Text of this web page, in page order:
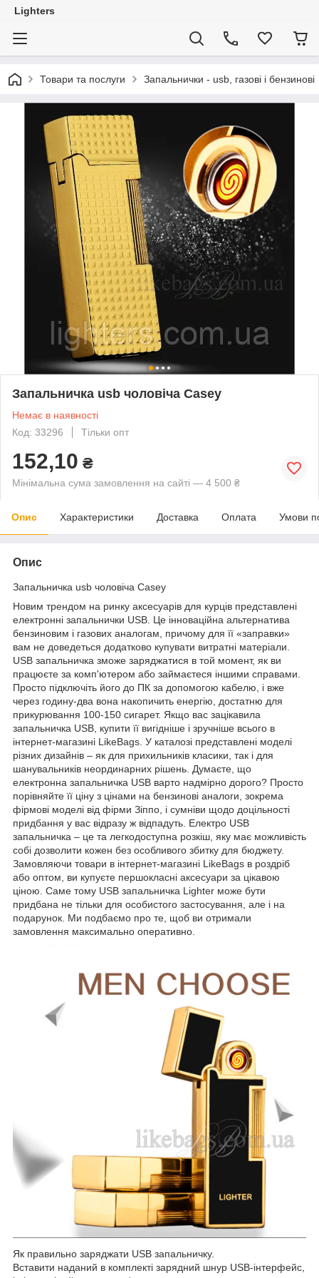
Lighters
Товари та послуги Запальнички - usb, газові і бензинові
Запальничка usb чоловіча Casey
Немає в наявності
Код: 33296
Тільки опт
152,10 ₴
Мінімальна сума замовлення на сайті — 4 500 ₴
Опис Характеристики Доставка Оплата Умови
Опис
Запальничка usb чоловіча Casey
Новим трендом на ринку аксесуарів для курців представлені
електронні запальнички USB. Це інноваційна альтернатива
бензиновим і газових аналогам, причому для її «заправки»
вам не доведеться додатково купувати витратні матеріали.
USB запальничка зможе заряджатися в той момент, як ви
працюєте за комп'ютером або займаєтеся іншими справами.
Просто підключіть його до ПК за допомогою кабелю, і вже
через годину-два вона накопичить енергію, достатню для
прикурювання 100-150 сигарет. Якщо вас зацікавила
запальничка USB, купити її вигідніше і зручніше всього в
інтернет-магазині LikeBags. У каталозі представлені моделі
різних дизайнів – як для прихильників класики, так і для
шанувальників неординарних рішень. Думаєте, що
електронна запальничка USB варто надмірно дорого? Просто
порівняйте її ціну з цінами на бензинові аналоги, зокрема
фірмові моделі від фірми Зіппо, і сумніви щодо доцільності
придбання у вас відразу ж відпадуть. Електро USB
запальничка – це та легкодоступна розкіш, яку має можливість
собі дозволити кожен без особливого збитку для бюджету.
Замовляючи товари в інтернет-магазині LikeBags в роздріб
або оптом, ви купуєте першокласні аксесуари за цікавою
ціною. Саме тому USB запальничка Lighter може бути
придбана не тільки для особистого застосування, але і на
подарунок. Ми подбаємо про те, щоб ви отримали
замовлення максимально оперативно.
Як правильно заряджати USB запальничку.
Вставити наданий в комплекті зарядний шнур USB-інтерфейс,